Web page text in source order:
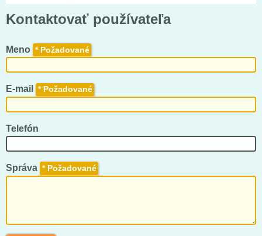
Kontaktovať používateľa
Meno *
E-mail *
Telefón
Správa *